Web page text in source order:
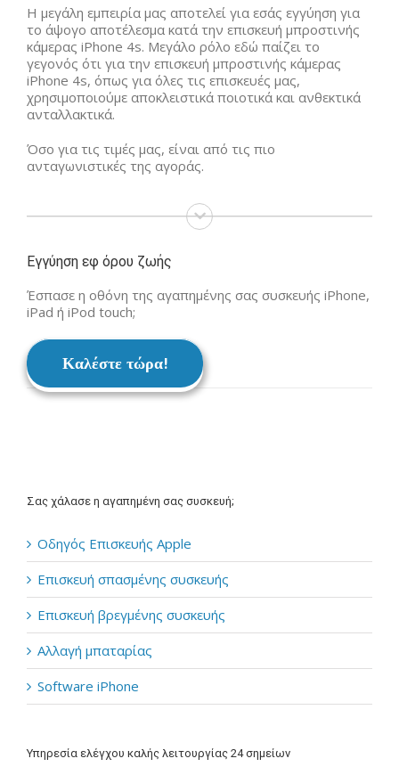
Η μεγάλη εμπειρία μας αποτελεί για εσάς εγγύηση για
το άψογο αποτέλεσμα κατά την επισκευή μπροστινής
κάμερας iPhone 4s. Μεγάλο ρόλο εδώ παίζει το
γεγονός ότι για την επισκευή μπροστινής κάμερας
iPhone 4s, όπως για όλες τις επισκευές μας,
χρησιμοποιούμε αποκλειστικά ποιοτικά και ανθεκτικά
ανταλλακτικά.
Όσο για τις τιμές μας, είναι από τις πιο
ανταγωνιστικές της αγοράς.
Εγγύηση εφ όρου ζωής
Έσπασε η οθόνη της αγαπημένης σας συσκευής iPhone,
iPad ή iPod touch;
Καλέστε τώρα!
Σας χάλασε η αγαπημένη σας συσκευή;
Οδηγός Επισκευής Apple
Επισκευή σπασμένης συσκευής
Επισκευή βρεγμένης συσκευής
Αλλαγή μπαταρίας
Software iPhone
Υπηρεσία ελέγχου καλής λειτουργίας 24 σημείων